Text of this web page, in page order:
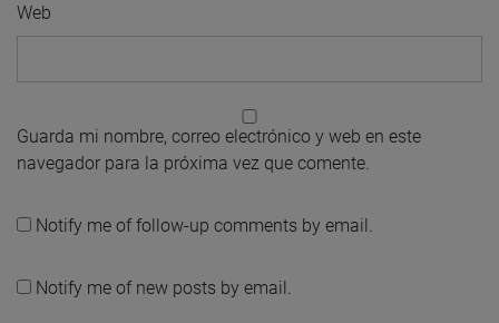
Web
Guarda mi nombre, correo electrónico y web en este
navegador para la próxima vez que comente.
Notify me of follow-up comments by email.
Notify me of new posts by email.